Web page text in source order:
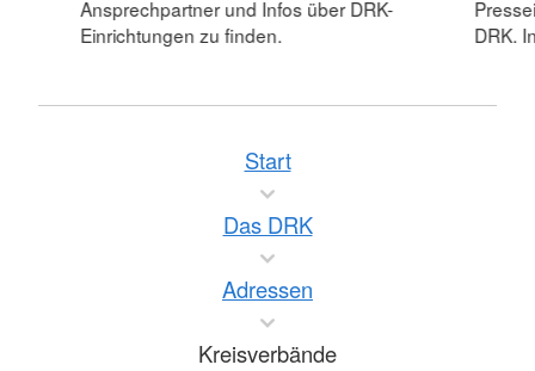
Ansprechpartner und Infos über DRK-
Einrichtungen zu finden.
DRK.
Start
Das DRK
Adressen
Kreisverbände